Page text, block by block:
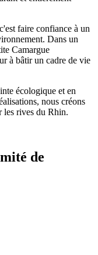
faire confiance à un
Dans un
Camargue
à bâtir un cadre de vie
écologique et en
nous créons
les rives du Rhin.
de